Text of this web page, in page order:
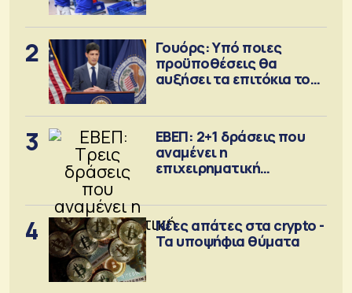
2
Γουόρς: Υπό ποιες
προϋποθέσεις θα
αυξήσει τα επιτόκια τον
3
ΕΒΕΠ: 2+1 δράσεις που
αναμένει η
επιχειρηματική
4
Νέες απάτες στα crypto -
Τα υποψήφια θύματα